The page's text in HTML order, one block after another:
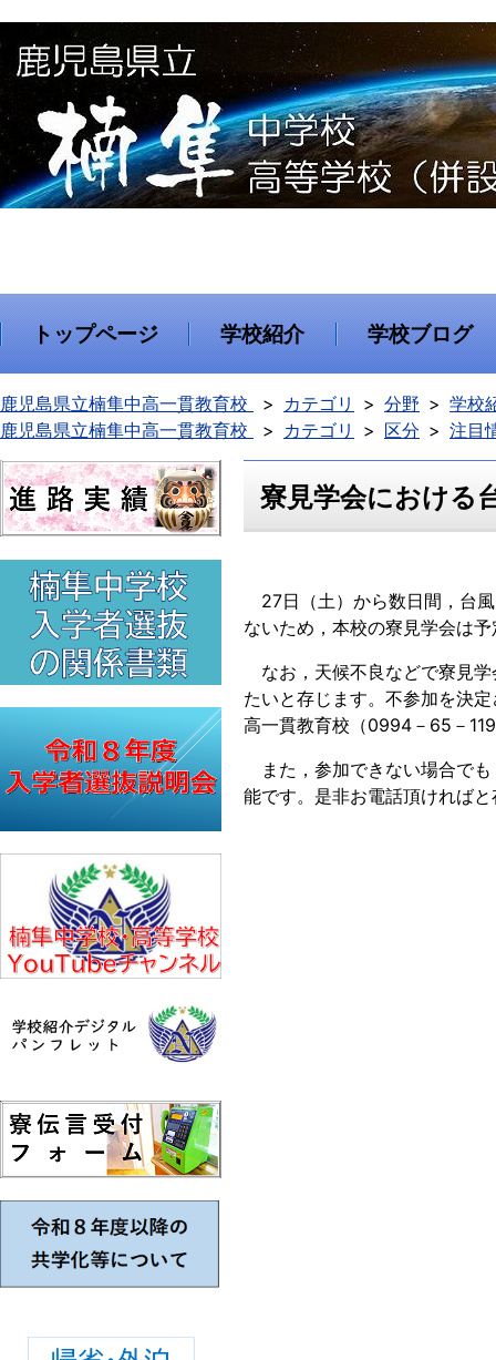
トップページ 学校紹介 学校ブログ
鹿児島県立楠隼中高一貫教育校 カテゴリ 分野
学校
鹿児島県立楠隼中高一貫教育校
カテゴリ 区分 注目
寮見学会における
27日（土）から数日間，台
ないため，本校の寮見学会は
なお，天候不良などで寮見学
たいと存じます。不参加を決
高一貫教育校（0994－65－
また，参加できない場合でも
能です。是非お電話頂ければ